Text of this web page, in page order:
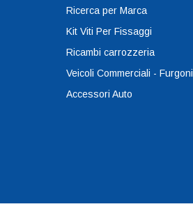
Ricerca per Marca
Kit Viti Per Fissaggi
Ricambi carrozzeria
Veicoli Commerciali - Furgoni
Accessori Auto